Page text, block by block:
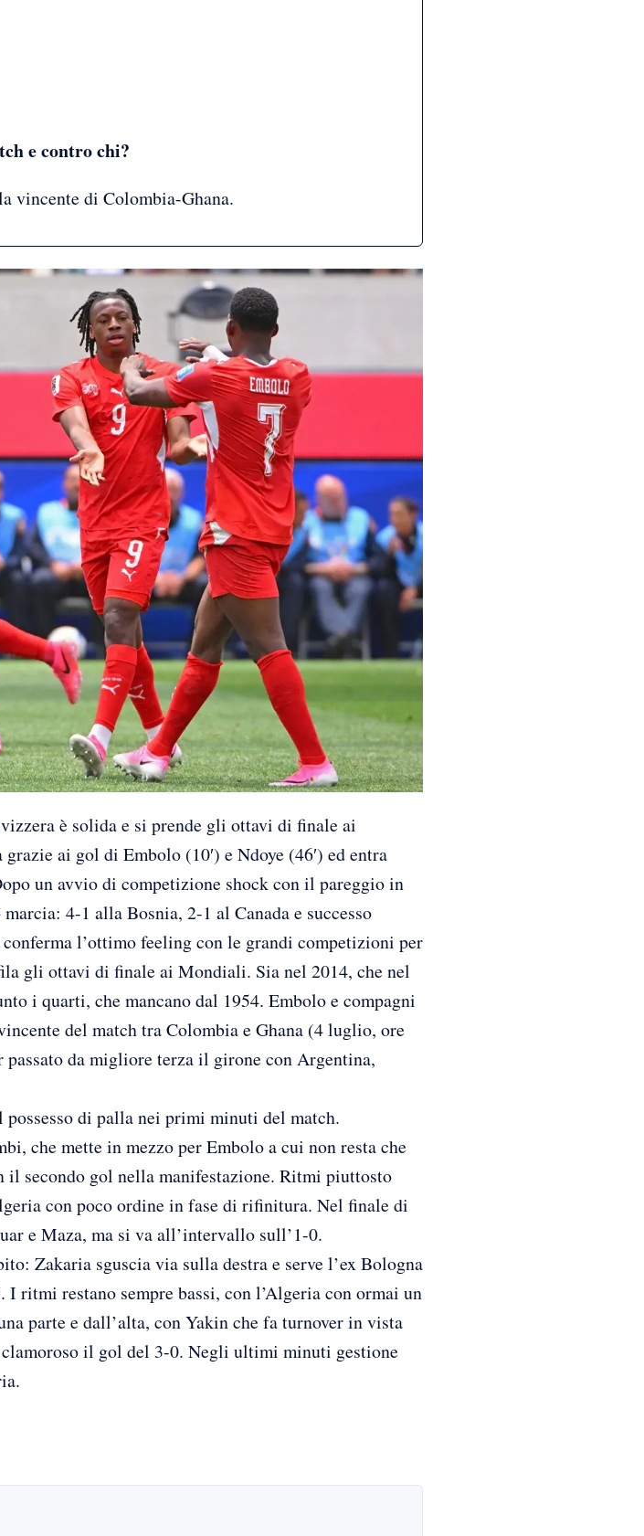
e contro chi?
vincente di Colombia-Ghana.
è solida e si prende gli ottavi di finale ai
ai gol di Embolo (10′) e Ndoye (46′) ed entra
un avvio di competizione shock con il pareggio in
4-1 alla Bosnia, 2-1 al Canada e successo
l’ottimo feeling con le grandi competizioni per
gli ottavi di finale ai Mondiali. Sia nel 2014, che nel
i quarti, che mancano dal 1954. Embolo e compagni
del match tra Colombia e Ghana (4 luglio, ore
da migliore terza il girone con Argentina,
di palla nei primi minuti del match.
che mette in mezzo per Embolo a cui non resta che
il secondo gol nella manifestazione. Ritmi piuttosto
con poco ordine in fase di rifinitura. Nel finale di
e Maza, ma si va all’intervallo sull’1-0.
Zakaria sguscia via sulla destra e serve l’ex Bologna
ritmi restano sempre bassi, con l’Algeria con ormai un
parte e dall’alta, con Yakin che fa turnover in vista
il gol del 3-0. Negli ultimi minuti gestione